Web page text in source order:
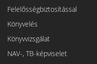
Felelősségbiztosítással
Könyvelés
Könyvvizsgálat
NAV-, TB-képviselet